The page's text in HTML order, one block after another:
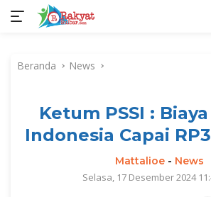
kontenBeranda News
Ketum PSSI :
Indonesia Capai
Mattalioe- News
Selasa, 17 Desember 2024